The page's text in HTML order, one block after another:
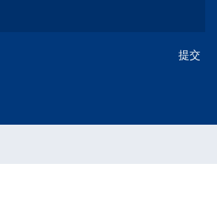
提交